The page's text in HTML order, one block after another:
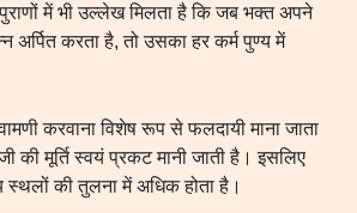
में भी उल्लेख मिलता है कि जब भक्त अपने
अर्पित करता है, तो उसका हर कर्म पुण्य में
करवाना विशेष रूप से फलदायी माना जाता
की मूर्ति स्वयं प्रकट मानी जाती है। इसलिए
स्थलों की तुलना में अधिक होता है।